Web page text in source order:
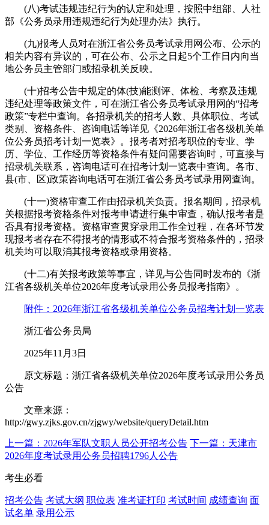
(八)考试违规违纪行为的认定和处理，按照中组部、人社
部《公务员录用违规违纪行为处理办法》执行。
(九)报考人员对在浙江省公务员考试录用网公布、公示的
相关内容有异议的，可在公布、公示之日起5个工作日内向当
地公务员主管部门或招录机关反映。
(十)招考公告中规定的体(技)能测评、体检、考察及违规
违纪处理等政策文件，可在浙江省公务员考试录用网的“招考
政策”专栏中查询。各招录机关的招考人数、具体职位、考试
类别、资格条件、咨询电话等详见《2026年浙江省各级机关单
位公务员招考计划一览表》。报考者对招考职位的专业、学
历、学位、工作经历等资格条件有疑问需要咨询时，可直接与
招录机关联系，咨询电话可在招考计划一览表中查询。各市、
县(市、区)政策咨询电话可在浙江省公务员考试录用网查询。
(十一)资格审查工作由招录机关负责。报名期间，招录机
关根据报考资格条件对报考申请进行集中审查，确认报考者是
否具有报考资格。资格审查贯穿录用工作全过程，在各环节发
现报考者存在不得报考的情形或不符合报考资格条件的，招录
机关均可以取消其报考资格或录用资格。
(十二)有关报考政策等事宜，详见与公告同时发布的《浙
江省各级机关单位2026年度考试录用公务员报考指南》。
附件：2026年浙江省各级机关单位公务员招考计划一览表
浙江省公务员局
2025年11月3日
原文标题：浙江省各级机关单位2026年度考试录用公务员
公告
文章来源：
http://gwy.zjks.gov.cn/zjgwy/website/queryDetail.htm
上一篇：2026年军队文职人员公开招考公告 下一篇：天津市
2026年度考试录用公务员招聘1796人公告
考生必看
招考公告 考试大纲 职位表 准考证打印 考试时间 成绩查询 面
试名单 录用公示